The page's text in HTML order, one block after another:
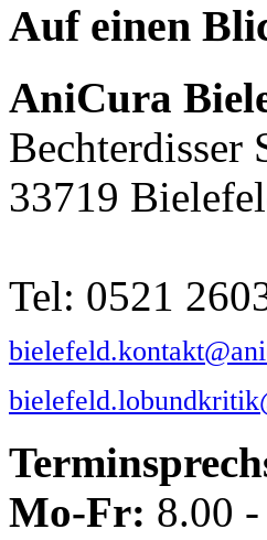
Auf einen
AniCura
Bechterdisser
33719
Tel: 0521
Mo-Fr: 8.00